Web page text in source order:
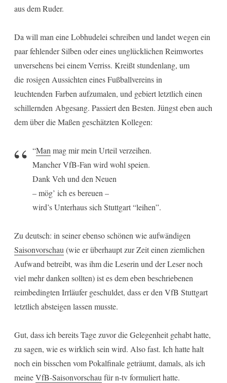
aus dem Ruder.
Da will man eine Lobhudelei schreiben und landet wegen ein
paar fehlender Silben oder eines unglücklichen Reimwortes
unversehens bei einem Verriss. Kreißt stundenlang, um
die rosigen Aussichten eines Fußballvereins in
leuchtenden Farben aufzumalen, und gebiert letztlich einen
schillernden Abgesang. Passiert den Besten. Jüngst eben auch
dem über die Maßen geschätzten Kollegen:
“Man mag mir mein Urteil verzeihen.
Mancher VfB-Fan wird wohl speien.
Dank Veh und den Neuen
– mög’ ich es bereuen –
wird’s Unterhaus sich Stuttgart “leihen”.
Zu deutsch: in seiner ebenso schönen wie aufwändigen
Saisonvorschau (wie er überhaupt zur Zeit einen ziemlichen
Aufwand betreibt, was ihm die Leserin und der Leser noch
viel mehr danken sollten) ist es dem eben beschriebenen
reimbedingten Irrläufer geschuldet, dass er den VfB Stuttgart
letztlich absteigen lassen musste.
Gut, dass ich bereits Tage zuvor die Gelegenheit gehabt hatte,
zu sagen, wie es wirklich sein wird. Also fast. Ich hatte halt
noch ein bisschen vom Pokalfinale geträumt, damals, als ich
meineVfB-Saisonvorschau für n-tv formuliert hatte.